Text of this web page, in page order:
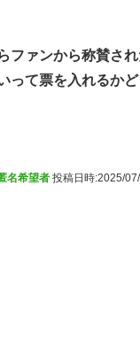
ファンから称賛さ
って票を入れるか
名希望者 投稿日時:2025/